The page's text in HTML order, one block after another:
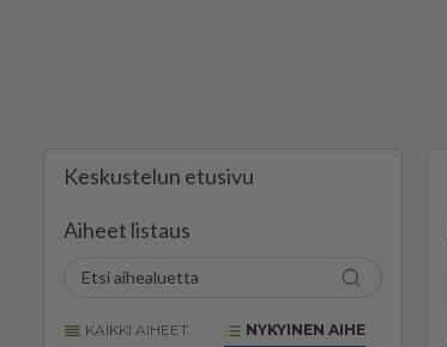
Keskustelun etusivu
Aiheet listaus
KAIKKI AIHEET NYKYINEN AIHE